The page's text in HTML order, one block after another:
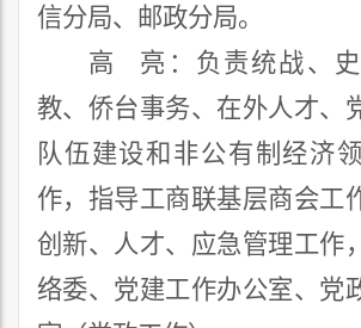
信分局、邮政分局。
高
亮： 负责统战、
教、侨台事务、 在外人才、
队伍建设和非公有制经济
作，指导工商联基层商会工
创新、人才、 应急管理工作，
络委、 党建工作办公室、 党